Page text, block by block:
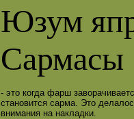
Юзум
Сармасы
- это когда фарш
становится сарма. Это
внимания на накладки.